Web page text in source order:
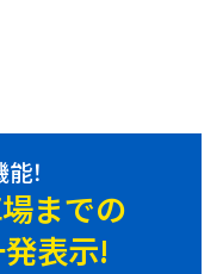
！
までの
表示!